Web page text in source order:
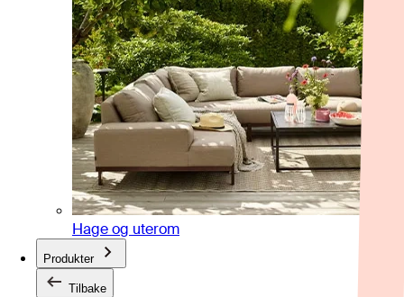
Hage og uterom
Produkter
Tilbake